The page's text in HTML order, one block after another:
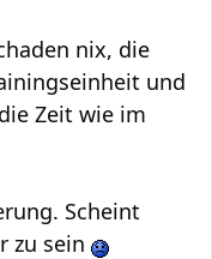
nix, die
und
Zeit wie im
Scheint
zu sein